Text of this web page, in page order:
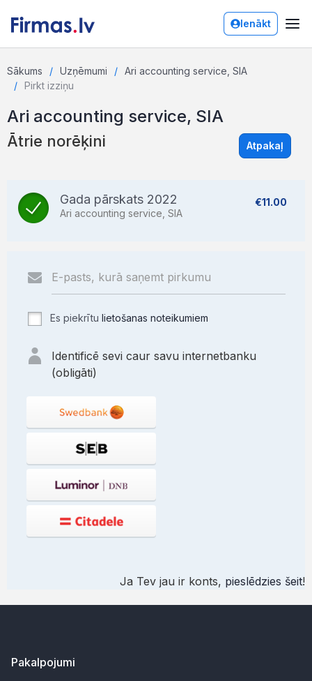
Ienākt
Sākums Uzņēmumi
Ari accounting service, SIA
Pirkt izziņu
Ari accounting service, SIA
Ātrie norēķini Atpakaļ
Gada pārskats 2022
Ari accounting service, SIA
€11.00
Es piekrītu lietošanas noteikumiem
Identificē sevi caur savu internetbanku
(obligāti)
Ja Tev jau ir konts, pieslēdzies šeit!
Pakalpojumi